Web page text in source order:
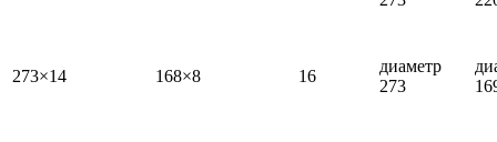
273×14 168×8 16
диаметр
273